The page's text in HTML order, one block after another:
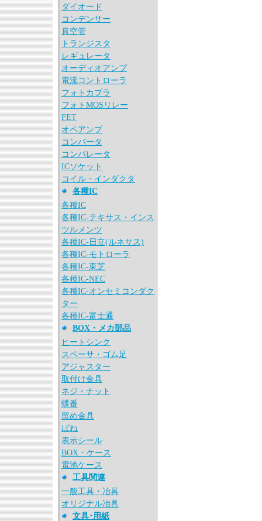
ダイオード
コンデンサー
真空管
トランジスタ
レギュレータ
オーディオアンプ
電流コントローラ
フォトカプラ
フォトMOSリレー
FET
オペアンプ
コンバータ
コンパレータ
ICソケット
コイル・インダクタ
各種IC
各種IC
各種IC-テキサス・インス
ツルメンツ
各種IC-日立(ルネサス)
各種IC-モトローラ
各種IC-東芝
各種IC-NEC
各種IC-オンセミコンダク
ター
各種IC-富士通
BOX・メカ部品
ヒートシンク
スペーサ・ゴム足
アジャスター
取付け金具
ネジ・ナット
蝶番
留め金具
ばね
表示シール
BOX・ケース
電池ケース
工具関連
一般工具・冶具
オリジナル冶具
文具･用紙